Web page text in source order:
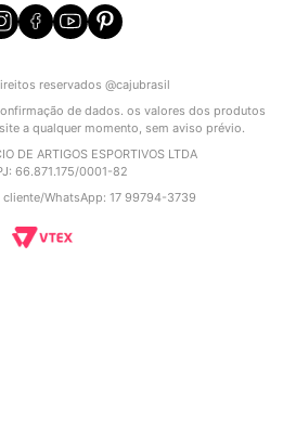
reservados @cajubrasil
de dados. os valores dos produtos
a qualquer momento, sem aviso prévio.
DE ARTIGOS ESPORTIVOS LTDA
66.871.175/0001-82
cliente/WhatsApp: 17 99794-3739